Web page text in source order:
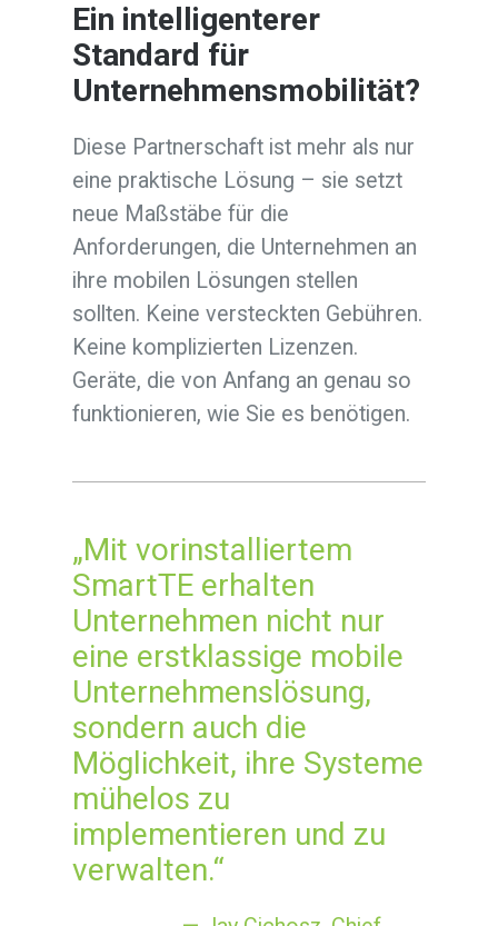
Ein intelligenterer
Standard für
Unternehmensmobilität?
Diese Partnerschaft ist mehr als nur
eine praktische Lösung – sie setzt
neue Maßstäbe für die
Anforderungen, die Unternehmen an
ihre mobilen Lösungen stellen
sollten. Keine versteckten Gebühren.
Keine komplizierten Lizenzen.
Geräte, die von Anfang an genau so
funktionieren, wie Sie es benötigen.
„Mit vorinstalliertem
SmartTE erhalten
Unternehmen nicht nur
eine erstklassige mobile
Unternehmenslösung,
sondern auch die
Möglichkeit, ihre Systeme
mühelos zu
implementieren und zu
verwalten.“